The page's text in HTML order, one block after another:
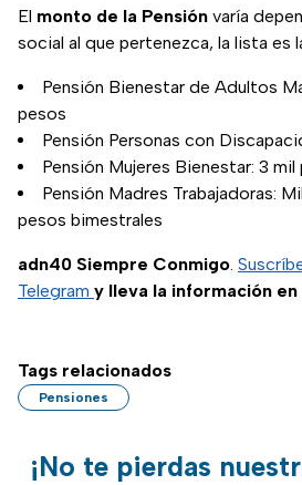
El monto de la Pensión varía
social al que pertenezca, la lista es
Pensión Bienestar de Adultos
pesos
Pensión Personas con
Pensión Mujeres Bienestar: 3 mil
Pensión Madres Trabajadoras:
pesos bimestrales
adn40 Siempre Conmigo.
Telegram y lleva la información en
Tags relacionados
Pensiones
¡No te pierdas